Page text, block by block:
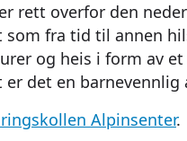
rett overfor den
som fra tid til annen
og heis i form av
er det en
Alpinsenter.